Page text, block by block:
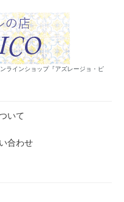
ラインショップ『アズレージョ・ピ
いて
合わせ